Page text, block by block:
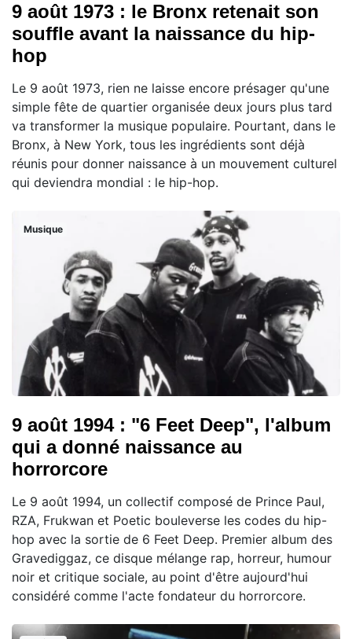
9 août 1973 : le Bronx retenait son
souffle avant la naissance du hip-
hop
Le 9 août 1973, rien ne laisse encore présager qu'une
simple fête de quartier organisée deux jours plus tard
va transformer la musique populaire. Pourtant, dans le
Bronx, à New York, tous les ingrédients sont déjà
réunis pour donner naissance à un mouvement culturel
qui deviendra mondial : le hip-hop.
Musique
9 août 1994 : "6 Feet Deep", l'album
qui a donné naissance au
horrorcore
Le 9 août 1994, un collectif composé de Prince Paul,
RZA, Frukwan et Poetic bouleverse les codes du hip-
hop avec la sortie de 6 Feet Deep. Premier album des
Gravediggaz, ce disque mélange rap, horreur, humour
noir et critique sociale, au point d'être aujourd'hui
considéré comme l'acte fondateur du horrorcore.